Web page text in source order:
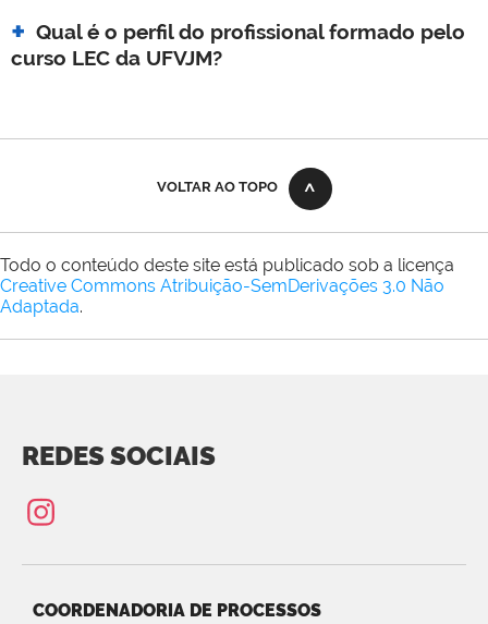
Qual é o perfil do profissional formado pelo
curso LEC da UFVJM?
VOLTAR AO TOPO
Todo o conteúdo deste site está publicado sob a licença
Creative Commons Atribuição-SemDerivações 3.0 Não
Adaptada.
REDES SOCIAIS
COORDENADORIA DE PROCESSOS